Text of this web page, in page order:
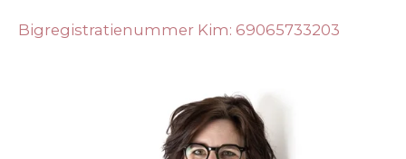
Bigregistratienummer Kim: 69065733203